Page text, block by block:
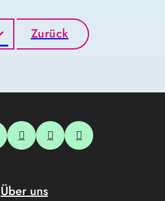
Zurück
Über uns